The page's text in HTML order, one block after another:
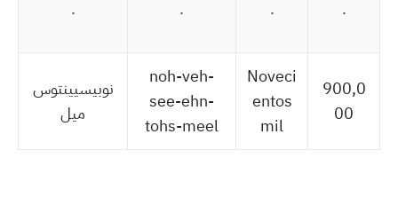
.
.
.
.
900,0
00
Noveci
entos
mil
noh-veh-
see-ehn-
tohs-meel
نوبيسيينتوس
ميل